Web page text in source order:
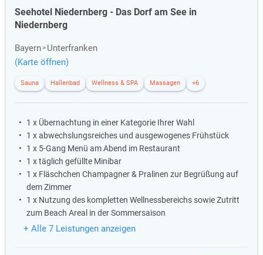
Seehotel Niedernberg - Das Dorf am See in
Niedernberg
Bayern
Unterfranken
(Karte öffnen)
Sauna Hallenbad Wellness & SPA Massagen +6
1 x Übernachtung in einer Kategorie Ihrer Wahl
1 x abwechslungsreiches und ausgewogenes Frühstück
1 x 5-Gang Menü am Abend im Restaurant
1 x täglich gefüllte Minibar
1 x Fläschchen Champagner & Pralinen zur Begrüßung auf
dem Zimmer
1 x Nutzung des kompletten Wellnessbereichs sowie Zutritt
zum Beach Areal in der Sommersaison
+ Alle 7 Leistungen anzeigen